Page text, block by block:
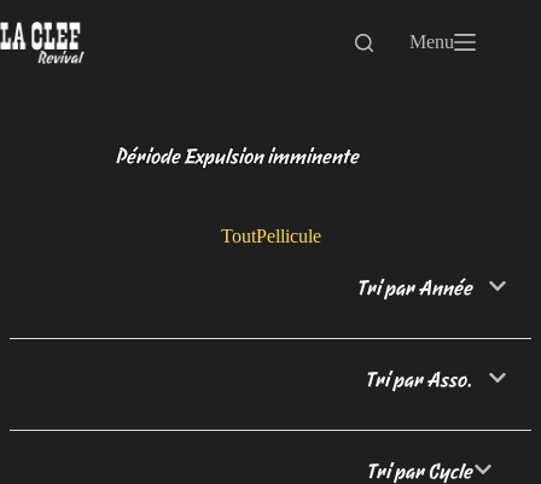
au
contenu
Menu
Période Expulsion imminente
ToutPellicule
Tri par Année
Tri par Asso.
Tri par Cycle